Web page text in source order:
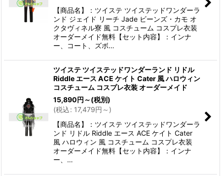
【商品名】：ツイステ ツイステッドワンダーラ
ンド ジェイド リーチ Jade ビーンズ・カモ オ
クタヴィネル寮 風 コスチューム コスプレ衣装
オーダーメイド無料【セット内容】：インナ
ー、コート、ズボ…
ツイステ ツイステッドワンダーランド リドル
Riddle エース ACE ケイト Cater 風 ハロウィン
コスチューム コスプレ衣装 オーダーメイド
15,890円 ～(税別)
(税込: 17,479円 ～ )
【商品名】：ツイステ ツイステッドワンダーラ
ンド リドル Riddle エース ACE ケイト Cater
風 ハロウィン 風 コスチューム コスプレ衣装
オーダーメイド無料【セット内容】：インナ
ー、…